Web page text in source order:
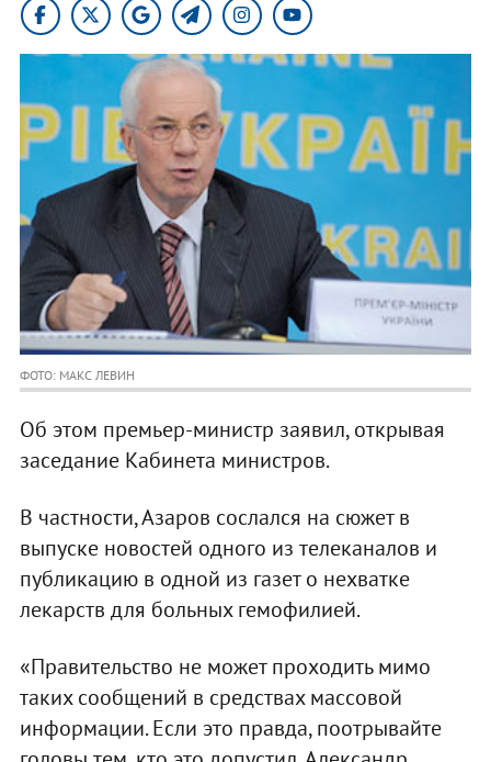
ФОТО: МАКС ЛЕВИН
Об этом премьер-министр заявил, открывая
заседание Кабинета министров.
В частности, Азаров сослался на сюжет в
выпуске новостей одного из телеканалов и
публикацию в одной из газет о нехватке
лекарств для больных гемофилией.
«Правительство не может проходить мимо
таких сообщений в средствах массовой
информации. Если это правда, поотрывайте